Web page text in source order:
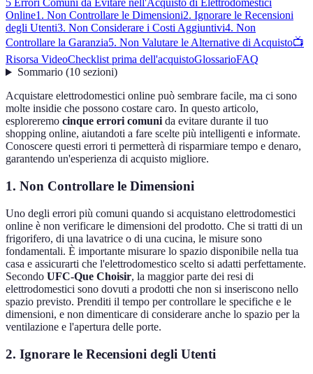
5 Errori Comuni da Evitare nell'Acquisto di Elettrodomestici
Online1. Non Controllare le Dimensioni2. Ignorare le Recensioni
degli Utenti3. Non Considerare i Costi Aggiuntivi4. Non
Controllare la Garanzia5. Non Valutare le Alternative di Acquisto📺
Risorsa VideoChecklist prima dell'acquistoGlossarioFAQ
Sommario(10 sezioni)
Acquistare elettrodomestici online può sembrare facile, ma ci sono
molte insidie che possono costare caro. In questo articolo,
esploreremo cinque errori comunida evitare durante il tuo
shopping online, aiutandoti a fare scelte più intelligenti e informate.
Conoscere questi errori ti permetterà di risparmiare tempo e denaro,
garantendo un'esperienza di acquisto migliore.
1. Non Controllare le Dimensioni
Uno degli errori più comuni quando si acquistano elettrodomestici
online è non verificare le dimensioni del prodotto. Che si tratti di un
frigorifero, di una lavatrice o di una cucina, le misure sono
fondamentali. È importante misurare lo spazio disponibile nella tua
casa e assicurarti che l'elettrodomestico scelto si adatti perfettamente.
Secondo UFC-Que Choisir, la maggior parte dei resi di
elettrodomestici sono dovuti a prodotti che non si inseriscono nello
spazio previsto. Prenditi il tempo per controllare le specifiche e le
dimensioni, e non dimenticare di considerare anche lo spazio per la
ventilazione e l'apertura delle porte.
2. Ignorare le Recensioni degli Utenti